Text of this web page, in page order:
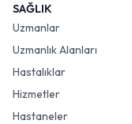
SAĞLIK
Uzmanlar
Uzmanlık Alanları
Hastalıklar
Hizmetler
Hastaneler